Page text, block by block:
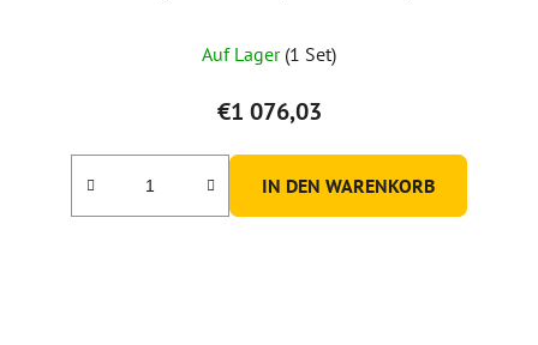
Auf Lager (1 Set)
€1 076,03
IN DEN WARENKORB